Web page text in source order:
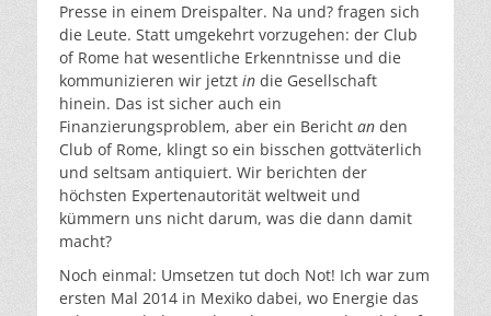
Presse in einem Dreispalter. Na und? fragen sich
die Leute. Statt umgekehrt vorzugehen: der Club
of Rome hat wesentliche Erkenntnisse und die
kommunizieren wir jetzt in die Gesellschaft
hinein. Das ist sicher auch ein
Finanzierungsproblem, aber ein Bericht an den
Club of Rome, klingt so ein bisschen gottväterlich
und seltsam antiquiert. Wir berichten der
höchsten Expertenautorität weltweit und
kümmern uns nicht darum, was die dann damit
macht?
Noch einmal: Umsetzen tut doch Not! Ich war zum
ersten Mal 2014 in Mexiko dabei, wo Energie das